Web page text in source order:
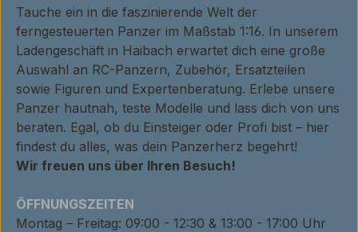
Tauche ein in die faszinierende Welt der
ferngesteuerten Panzer im Maßstab 1:16. In unserem
Ladengeschäft in Haibach erwartet dich eine große
Auswahl an RC-Panzern, Zubehör, Ersatzteilen
sowie Figuren und Expertenberatung. Erlebe unsere
Panzer hautnah, teste Modelle und lass dich von uns
beraten. Egal, ob du Einsteiger oder Profi bist – hier
findest du alles, was dein Panzerherz begehrt!
Wir freuen uns über Ihren Besuch!
ÖFFNUNGSZEITEN
Montag – Freitag: 09:00 - 12:30 & 13:00 - 17:00 Uhr